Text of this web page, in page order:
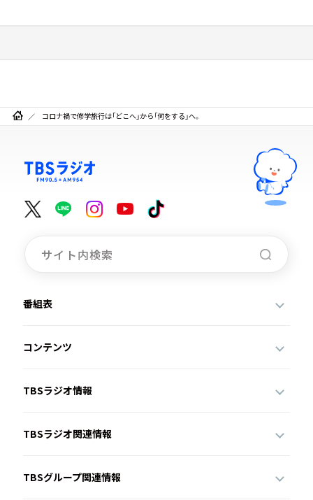
コロナ禍で修学旅行は「どこへ」から「何をする」へ。
番組表
コンテンツ
TBSラジオ情報
TBSラジオ関連情報
TBSグループ関連情報